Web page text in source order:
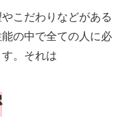
こだわりなどがある
の中で全ての人に必
。それは